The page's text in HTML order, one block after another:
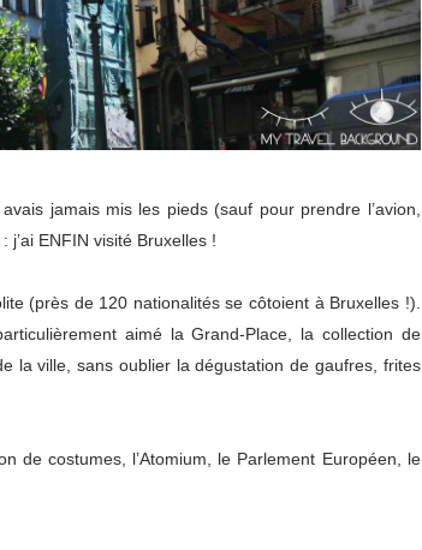
jamais mis les pieds (sauf pour prendre l’avion,
j’ai ENFIN visité Bruxelles !
(près de 120 nationalités se côtoient à Bruxelles !).
aimé la Grand-Place, la collection de
la ville, sans oublier la dégustation de gaufres, frites
de costumes, l’Atomium, le Parlement Européen, le